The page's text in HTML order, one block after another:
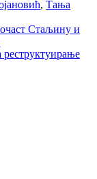
, Тања
Стаљину и
реструктуирање